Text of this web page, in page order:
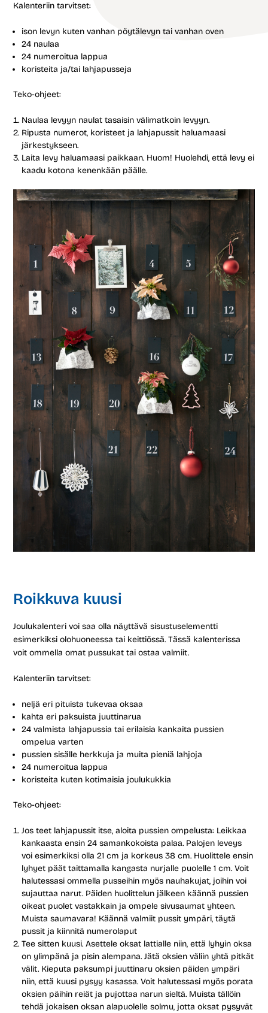
Kalenteriin tarvitset:
ison levyn kuten vanhan pöytälevyn tai vanhan oven
24 naulaa
24 numeroitua lappua
koristeita ja/tai lahjapusseja
Teko-ohjeet:
Naulaa levyyn naulat tasaisin välimatkoin levyyn.
Ripusta numerot, koristeet ja lahjapussit haluamaasi
järkestykseen.
Laita levy haluamaasi paikkaan. Huom! Huolehdi, että levy ei
kaadu kotona kenenkään päälle.
Roikkuva kuusi
Joulukalenteri voi saa olla näyttävä sisustuselementti
esimerkiksi olohuoneessa tai keittiössä. Tässä kalenterissa
voit ommella omat pussukat tai ostaa valmiit.
Kalenteriin tarvitset:
neljä eri pituista tukevaa oksaa
kahta eri paksuista juuttinarua
24 valmista lahjapussia tai erilaisia kankaita pussien
ompelua varten
pussien sisälle herkkuja ja muita pieniä lahjoja
24 numeroitua lappua
koristeita kuten kotimaisia joulukukkia
Teko-ohjeet:
Jos teet lahjapussit itse, aloita pussien ompelusta: Leikkaa
kankaasta ensin 24 samankokoista palaa. Palojen leveys
voi esimerkiksi olla 21 cm ja korkeus 38 cm. Huolittele ensin
lyhyet päät taittamalla kangasta nurjalle puolelle 1 cm. Voit
halutessasi ommella pusseihin myös nauhakujat, joihin voi
sujauttaa narut. Päiden huolittelun jälkeen käännä pussien
oikeat puolet vastakkain ja ompele sivusaumat yhteen.
Muista saumavara! Käännä valmiit pussit ympäri, täytä
pussit ja kiinnitä numerolaput
Tee sitten kuusi. Asettele oksat lattialle niin, että lyhyin oksa
on ylimpänä ja pisin alempana. Jätä oksien väliin yhtä pitkät
välit. Kieputa paksumpi juuttinaru oksien päiden ympäri
niin, että kuusi pysyy kasassa. Voit halutessasi myös porata
oksien päihin reiät ja pujottaa narun sieltä. Muista tällöin
tehdä jokaisen oksan alapuolelle solmu, jotta oksat pysyvät